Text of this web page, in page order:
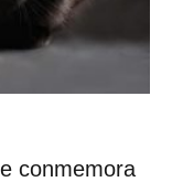
conmemora